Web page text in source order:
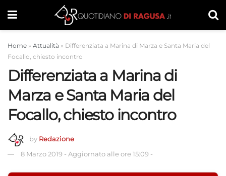
Home » Attualità » Differenziata a Marina di Marza e Santa Maria del
Focallo, chiesto incontro
Differenziata a Marina di
Marza e Santa Maria del
Focallo, chiesto incontro
by Redazione
8 Marzo 2019 - Aggiornato alle ore 15:09 -